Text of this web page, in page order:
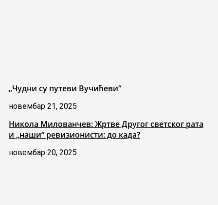
„Чудни су путеви Вучићеви“
новембар 21, 2025
Никола Милованчев: Жртве Другог светског рата
и „наши“ ревизионисти: до када?
новембар 20, 2025